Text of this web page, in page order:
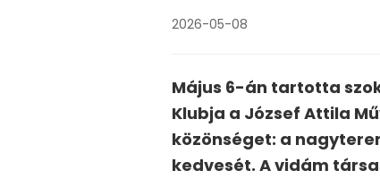
2026-05-08
Május 6-án tartotta
Klubja a József Attila
közönséget: a
kedvesét. A vidám